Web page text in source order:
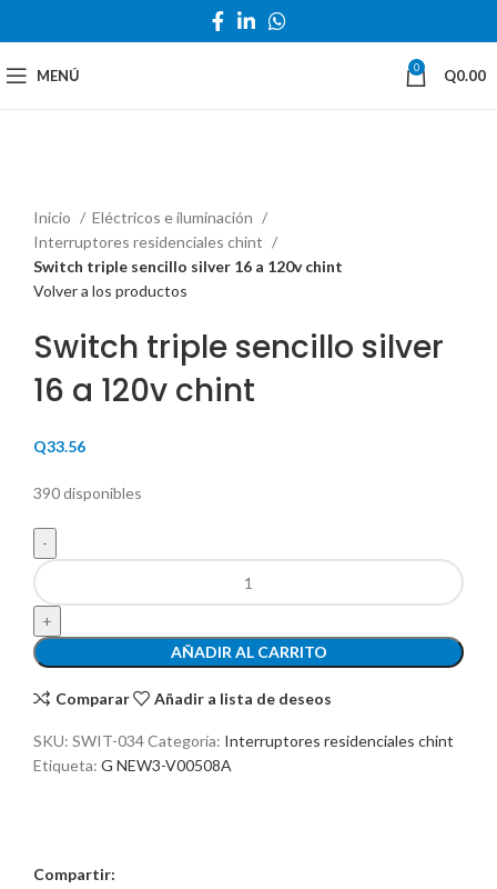
MENÚ 0 Q0.00
Inicio
Eléctricos e iluminación
Interruptores residenciales chint
Switch triple sencillo silver 16 a 120v chint
Volver a los productos
Switch triple sencillo silver
16 a 120v chint
Q33.56
390 disponibles
AÑADIR AL CARRITO
Comparar Añadir a lista de deseos
SKU: SWIT-034Categoría: Interruptores residenciales chint
Etiqueta: G NEW3-V00508A
Compartir: